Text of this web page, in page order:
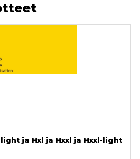
ja Hxl ja Hxxl ja Hxxl-light